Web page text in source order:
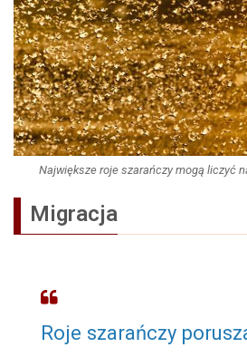
Największe roje szarańczy mogą liczyć
Migracja
Roje szarańczy